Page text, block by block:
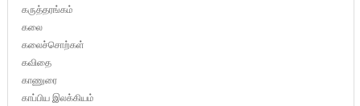
கருத்தரங்கம்
கலை
கலைச்சொற்கள்
கவிதை
காணுரை
காப்பிய இலக்கியம்